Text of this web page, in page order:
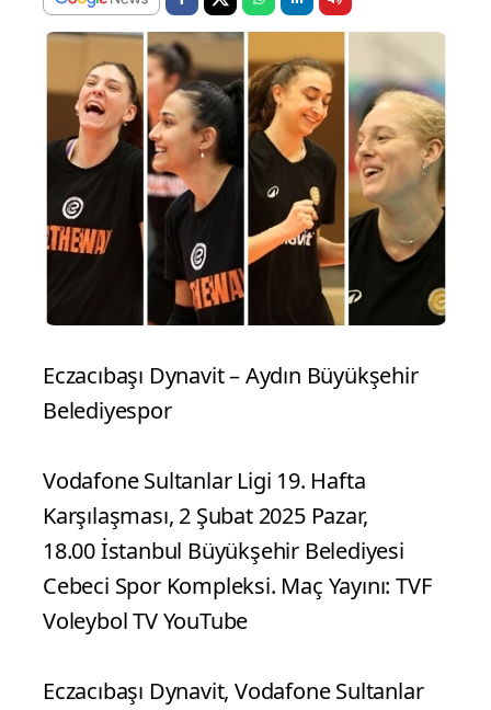
Eczacıbaşı Dynavit – Aydın Büyükşehir
Belediyespor
Vodafone Sultanlar Ligi 19. Hafta
Karşılaşması, 2 Şubat 2025 Pazar,
18.00 İstanbul Büyükşehir Belediyesi
Cebeci Spor Kompleksi. Maç Yayını: TVF
Voleybol TV YouTube
Eczacıbaşı Dynavit, Vodafone Sultanlar